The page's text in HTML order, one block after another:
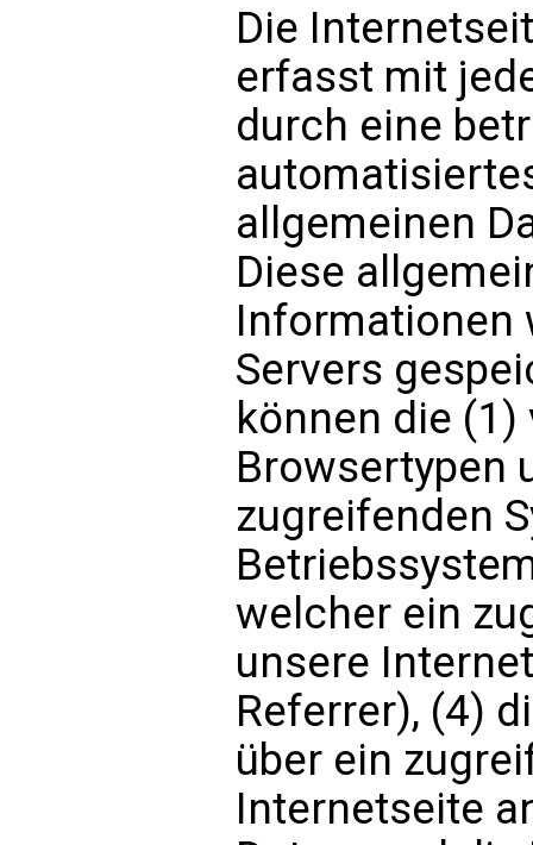
Die
erfasst mit
durch eine
allgemeinen
Diese
Informationen
Servers
können die
Browsertypen
zugreifenden
welcher ein
unsere
Referrer), (4)
über ein
Internetseite